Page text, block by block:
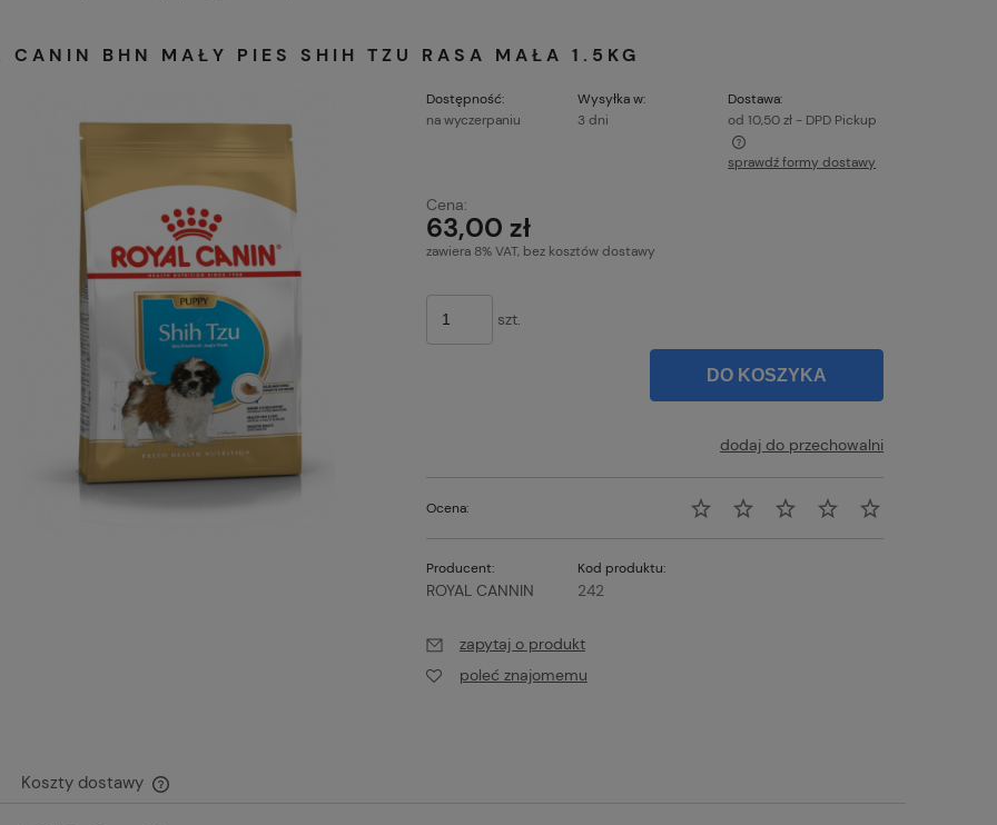
CANIN BHN MAŁY PIES SHIH TZU RASA MAŁA 1.5KG
Dostępność:
na wyczerpaniu
Wysyłka w:
3 dni
Dostawa:
od 10,50 zł - DPD Pickup
płatności
sprawdź formy dostawy
Cena:
63,00 zł
zawiera 8% VAT, bez kosztów dostawy
szt.
DO KOSZYKA
dodaj do przechowalni
Ocena:
Producent:
ROYAL CANNIN
Kod produktu:
242
zapytaj o produkt
poleć znajomemu
Koszty dostawy